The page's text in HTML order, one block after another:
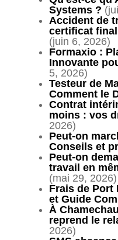
Systems ?
Accident de
certificat
(juin 6, 2026)
Formaxio :
Innovante
5, 2026)
Testeur de
Comment le
Contrat
moins : vos
2026)
Peut-on
Conseils et
Peut-on
travail en
(mai 29, 2026)
Frais de Port
et Guide
À
reprend le
2026)